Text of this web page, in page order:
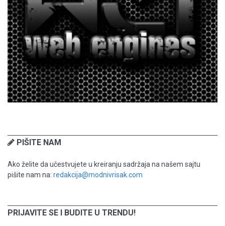
PIŠITE NAM
Ako želite da učestvujete u kreiranju sadržaja na našem sajtu
pišite nam na: redakcija@modnivrisak.com
PRIJAVITE SE I BUDITE U TRENDU!